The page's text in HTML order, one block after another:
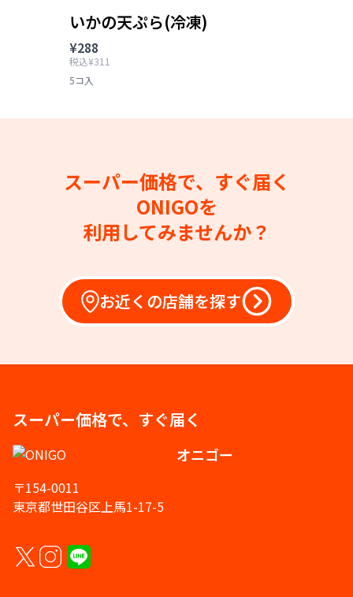
いかの天ぷら(冷凍)
¥288
税込¥311
5コ入
スーパー価格で、すぐ届く
ONIGOを
利用してみませんか？
お近くの店舗を探す
スーパー価格で、すぐ届く
オニゴー
〒154-0011
東京都世田谷区上馬1-17-5